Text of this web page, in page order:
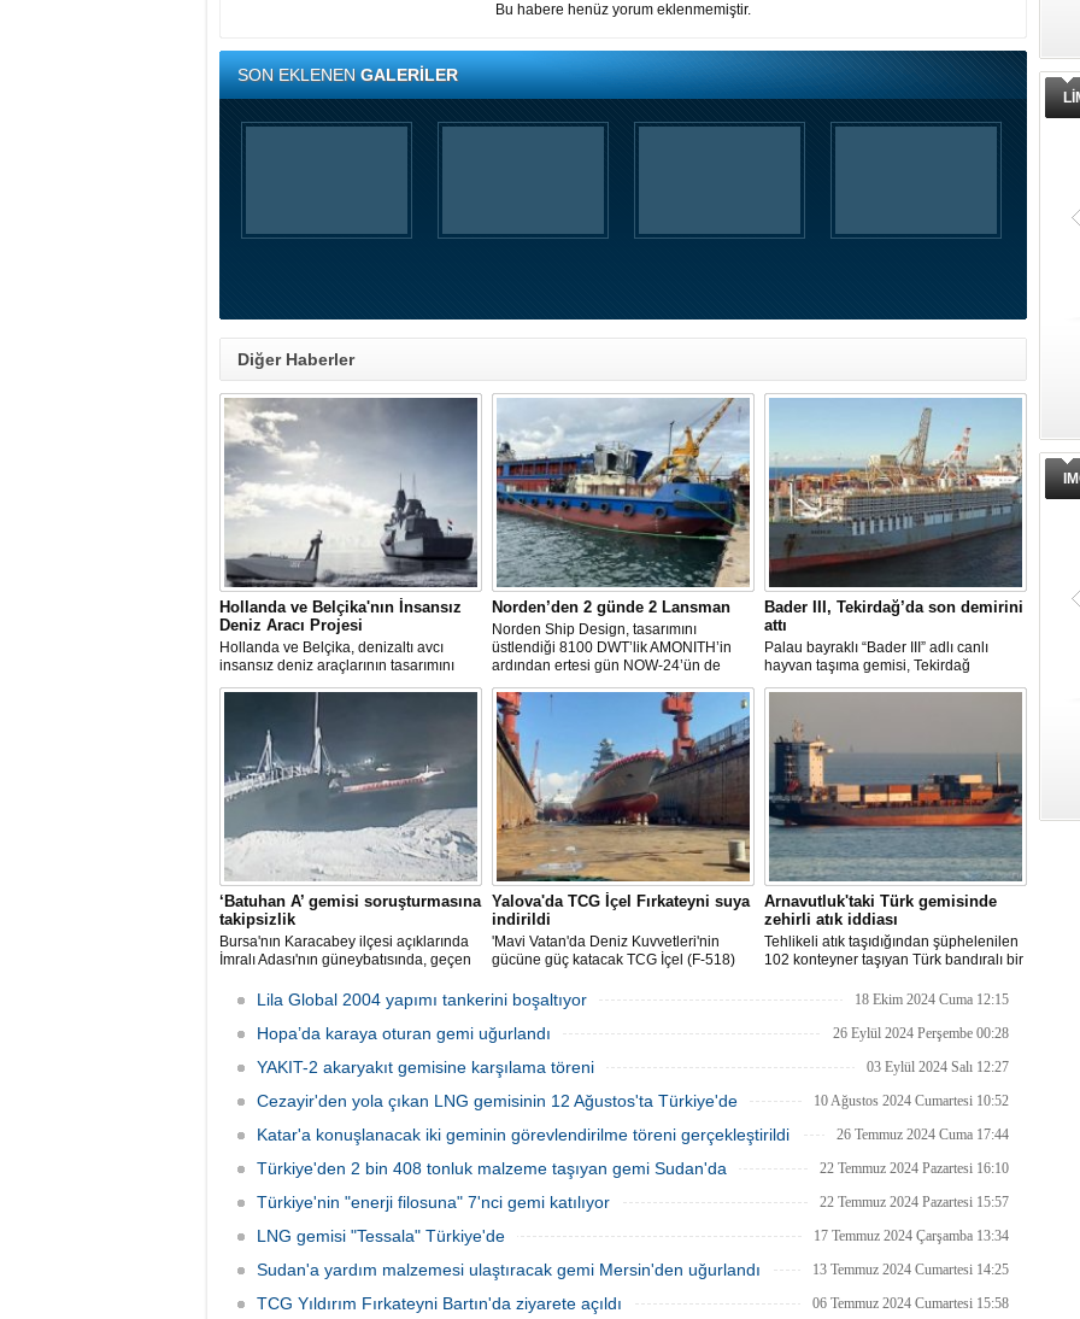
Bu habere henüz yorum eklenmemiştir.
SON EKLENENGALERİLER
Diğer Haberler
Hollanda ve Belçika'nın İnsansız
Deniz Aracı Projesi
Hollanda ve Belçika, denizaltı avcı
insansız deniz araçlarının tasarımını
başlattı. Proje, 2 ülkenin deniz
kuvvetlerinin gelecekteki denizaltı karşıtı
yeteneklerini desteklemeyi amaçlıyor.
Norden’den 2 günde 2 Lansman
Norden Ship Design, tasarımını
üstlendiği 8100 DWT’lik AMONITH’in
ardından ertesi gün NOW-24’ün de
denize kavuşmasını kutladı.
Bader III, Tekirdağ’da son demirini
attı
Palau bayraklı “Bader III” adlı canlı
hayvan taşıma gemisi, Tekirdağ
açıklarına demirledi.
‘Batuhan A’ gemisi soruşturmasına
takipsizlik
Bursa'nın Karacabey ilçesi açıklarında
İmralı Adası'nın güneybatısında, geçen
batmasıyla ilgili başlatılan soruşturma,
Yalova'da TCG İçel Fırkateyni suya
indirildi
'Mavi Vatan'da Deniz Kuvvetleri'nin
gücüne güç katacak TCG İçel (F-518)
düzenlenen törenle suya indirildi.
Arnavutluk'taki Türk gemisinde
zehirli atık iddiası
Tehlikeli atık taşıdığından şüphelenilen
102 konteyner taşıyan Türk bandıralı bir
izleme kuruluşunun uyarısı üzerine
Lila Global 2004 yapımı tankerini boşaltıyor 18 Ekim 2024 Cuma 12:15
Hopa’da karaya oturan gemi uğurlandı 26 Eylül 2024 Perşembe 00:28
YAKIT-2 akaryakıt gemisine karşılama töreni 03 Eylül 2024 Salı 12:27
Cezayir'den yola çıkan LNG gemisinin 12 Ağustos'ta Türkiye'de 10 Ağustos 2024 Cumartesi 10:52
Katar'a konuşlanacak iki geminin görevlendirilme töreni gerçekleştirildi 26 Temmuz 2024 Cuma 17:44
Türkiye'den 2 bin 408 tonluk malzeme taşıyan gemi Sudan'da 22 Temmuz 2024 Pazartesi 16:10
Türkiye'nin "enerji filosuna" 7'nci gemi katılıyor 22 Temmuz 2024 Pazartesi 15:57
LNG gemisi "Tessala" Türkiye'de 17 Temmuz 2024 Çarşamba 13:34
Sudan'a yardım malzemesi ulaştıracak gemi Mersin'den uğurlandı 13 Temmuz 2024 Cumartesi 14:25
TCG Yıldırım Fırkateyni Bartın'da ziyarete açıldı 06 Temmuz 2024 Cumartesi 15:58